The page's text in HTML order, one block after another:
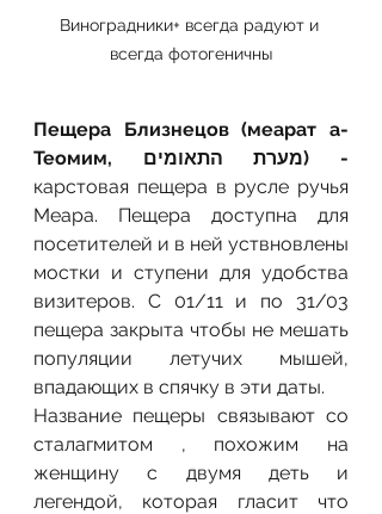
Виноградники+ всегда радуют и
всегда фотогеничны
Пещера Близнецов (меарат а-
Теомим, מערת התאומים) -
карстовая пещера в русле ручья
Меара. Пещера доступна для
посетителей и в ней уствновлены
мостки и ступени для удобства
визитеров. С 01/11 и по 31/03
пещера закрыта чтобы не мешать
популяции летучих мышей,
впадающих в спячку в эти даты.
Название пещеры связывают со
сталагмитом , похожим на
женщину с двумя деть и
легендой, которая гласит что